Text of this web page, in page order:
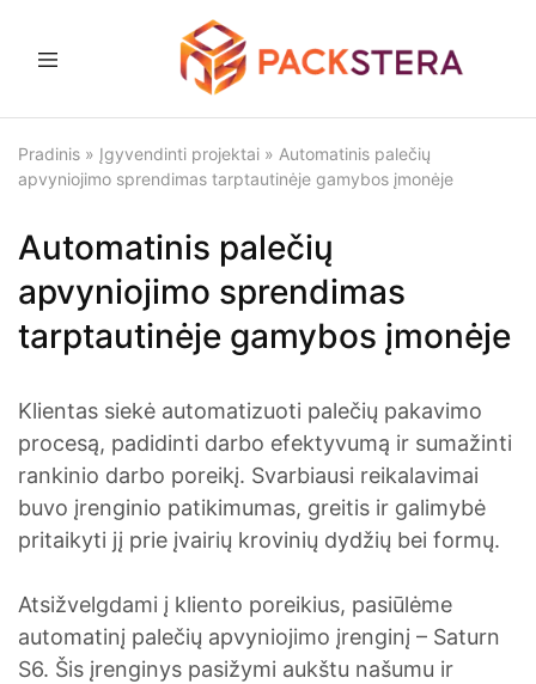
ir
įranga
Pradinis » Įgyvendinti projektai » Automatinis palečių
apvyniojimo sprendimas tarptautinėje gamybos įmonėje
Automatinis palečių
apvyniojimo sprendimas
tarptautinėje gamybos įmonėje
Klientas siekė automatizuoti palečių pakavimo
procesą, padidinti darbo efektyvumą ir sumažinti
rankinio darbo poreikį. Svarbiausi reikalavimai
buvo įrenginio patikimumas, greitis ir galimybė
pritaikyti jį prie įvairių krovinių dydžių bei formų.
Atsižvelgdami į kliento poreikius, pasiūlėme
automatinį palečių apvyniojimo įrenginį – Saturn
S6. Šis įrenginys pasižymi aukštu našumu ir